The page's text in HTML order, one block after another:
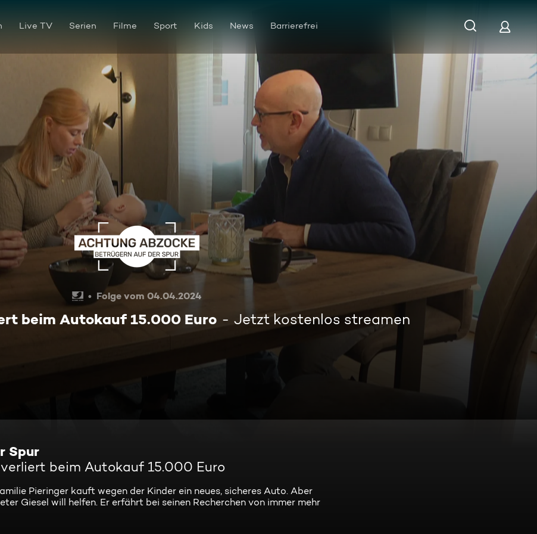
Live TV Serien Filme Sport Kids News Barrierefrei
Junge Familie verliert beim Autokauf 15.000 Euro
Folge vom 04.04.2024
beim Autokauf 15.000 Euro Jetzt kostenlos streamen
Spur
beim Autokauf 15.000 Euro
Pieringer kauft wegen der Kinder ein neues, sicheres Auto. Aber
Giesel will helfen. Er erfährt bei seinen Recherchen von immer mehr